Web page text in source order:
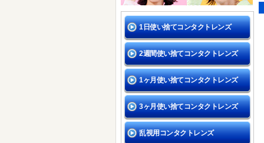
1日使い捨てコンタクトレンズ
2週間使い捨てコンタクトレンズ
1ヶ月使い捨てコンタクトレンズ
3ヶ月使い捨てコンタクトレンズ
乱視用コンタクトレンズ